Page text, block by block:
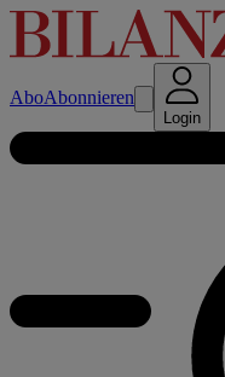
AboAbonnieren
Login